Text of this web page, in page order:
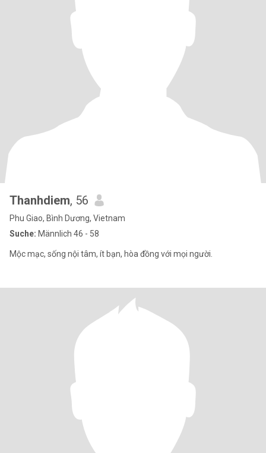
Thanhdiem, 56
Phu Giao, Bình Dương, Vietnam
Suche: Männlich 46 - 58
Mộc mạc, sống nội tâm, ít bạn, hòa đồng với mọi người.